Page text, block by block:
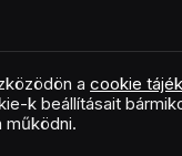
X
RSS
Sajtó! Üzleti
acookie
k beállításait
működni.